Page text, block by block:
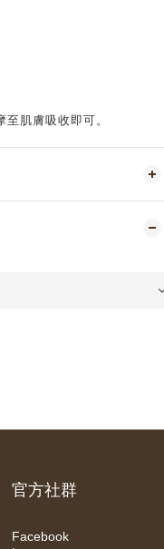
肌膚吸收即可。
官方社群
Facebook